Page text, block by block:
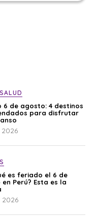
6 de agosto: 4 destinos
para disfrutar
es feriado el 6 de
Perú? Esta es la